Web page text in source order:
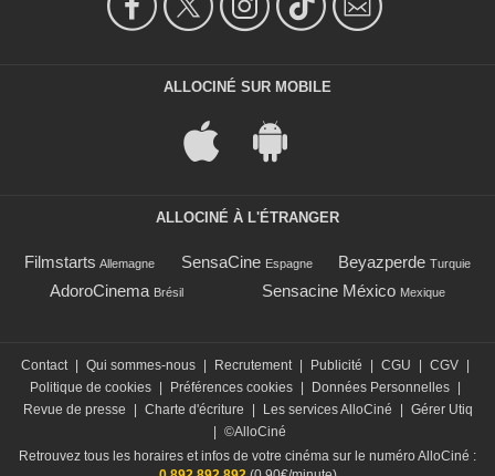
ALLOCINÉ SUR MOBILE
ALLOCINÉ À L'ÉTRANGER
Filmstarts Allemagne SensaCine Espagne Beyazperde Turquie
AdoroCinema Brésil Sensacine México Mexique
Contact | Qui sommes-nous | Recrutement | Publicité | CGU | CGV |
Politique de cookies | Préférences cookies | Données Personnelles |
Revue de presse
| Charte d'écriture | Les services AlloCiné | Gérer Utiq
| ©AlloCiné
Retrouvez tous les horaires et infos de votre cinéma sur le numéro AlloCiné :